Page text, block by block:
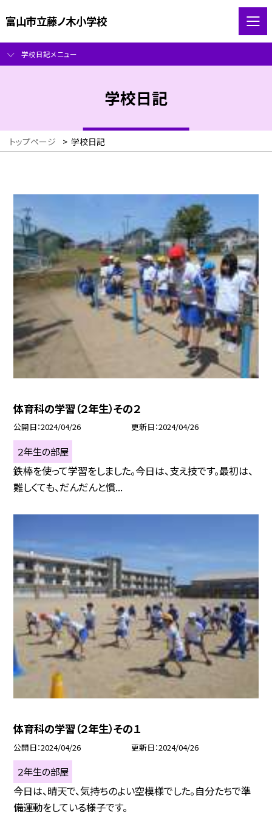
富山市立藤ノ木小学校
学校日記メニュー
学校日記
トップページ > 学校日記
体育科の学習（２年生）その２
公開日 2024/04/26 更新日 2024/04/26
２年生の部屋
鉄棒を使って学習をしました。今日は、支え技です。最初は、
難しくても、だんだんと慣...
体育科の学習（２年生）その１
公開日 2024/04/26 更新日 2024/04/26
２年生の部屋
今日は、晴天で、気持ちのよい空模様でした。自分たちで準
備運動をしている様子です。